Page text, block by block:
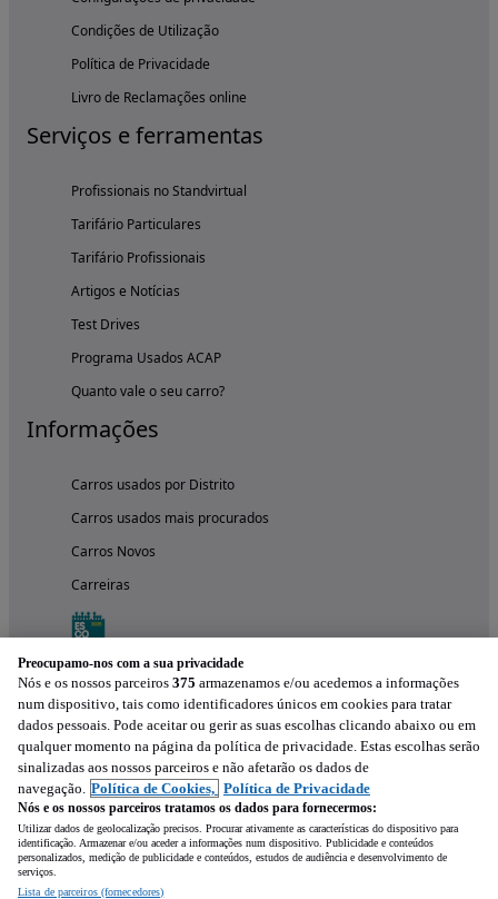
Condições de Utilização
Política de Privacidade
Livro de Reclamações online
Serviços e ferramentas
Profissionais no Standvirtual
Tarifário Particulares
Tarifário Profissionais
Artigos e Notícias
Test Drives
Programa Usados ACAP
Quanto vale o seu carro?
Informações
Carros usados por Distrito
Carros usados mais procurados
Carros Novos
Carreiras
Experimenta a aplicação
Preocupamo-nos com a sua privacidade
Nós e os nossos parceiros 375 armazenamos e/ou acedemos a informações
num dispositivo, tais como identificadores únicos em cookies para tratar
dados pessoais. Pode aceitar ou gerir as suas escolhas clicando abaixo ou em
qualquer momento na página da política de privacidade. Estas escolhas serão
sinalizadas aos nossos parceiros e não afetarão os dados de
navegação. Política de Cookies, Política de Privacidade
Nós e os nossos parceiros tratamos os dados para fornecermos:
Utilizar dados de geolocalização precisos. Procurar ativamente as características do dispositivo para
identificação. Armazenar e/ou aceder a informações num dispositivo. Publicidade e conteúdos
personalizados, medição de publicidade e conteúdos, estudos de audiência e desenvolvimento de
serviços.
Lista de parceiros (fornecedores)